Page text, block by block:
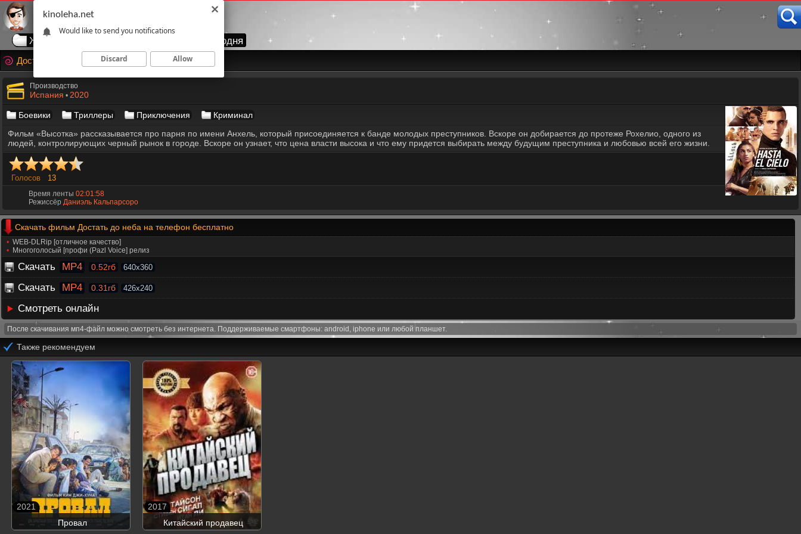
Жанры Топ сегодня
Достать до неба
Производство
Испания • 2020
Боевики Триллеры Приключения
Криминал
Фильм «Высотка» рассказывается про парня по имени Анхель, который присоединяется к банде молодых преступников. Вскоре он добирается до протеже Рохелио, одного из
людей, контролирующих черный рынок в городе. Вскоре он узнает, что цена власти высока и что ему придется выбирать между будущим преступника и любовью всей его жизни.
Голосов 13
Время ленты 02:01:58
Режиссёр Даниэль Кальпарсоро
Скачать фильм Достать до неба на телефон бесплатно
WEB-DLRip [отличное качество]
Многоголосый [профи (Pazl Voice] релиз
Скачать MP4 0.52гб 640x360
Скачать MP4 0.31гб 426x240
Смотреть онлайн
После скачивания мп4-файл можно смотреть без интернета. Поддерживаемые смартфоны: android, iphone или любой планшет.
Также рекомендуем
Провал
2021
Китайский продавец
2017
kinoleha.net
Would like to send you notifications
Discard Allow